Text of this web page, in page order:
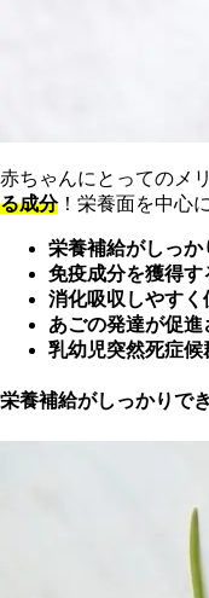
赤ちゃんにとってのメ
る成分！栄養面を中心
栄養補給がしっか
免疫成分を獲得す
消化吸収しやす
あごの発達が促進
乳幼児突然死症
栄養補給がしっかりで